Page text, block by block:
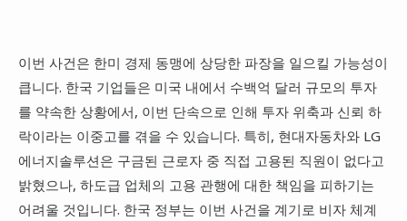
이번 사건은 한미 경제 동맹에 상당한 파장을 일으킬 가능성이
큽니다. 한국 기업들은 미국 내에서 수백억 달러 규모의 투자
를 약속한 상황에서, 이번 단속으로 인해 투자 위축과 신뢰 하
락이라는 이중고를 겪을 수 있습니다. 특히, 현대자동차와 LG
에너지솔루션은 구금된 근로자 중 직접 고용된 직원이 없다고
밝혔으나, 하도급 업체의 고용 관행에 대한 책임을 피하기는
어려울 것입니다. 한국 정부는 이번 사건을 계기로 비자 체계